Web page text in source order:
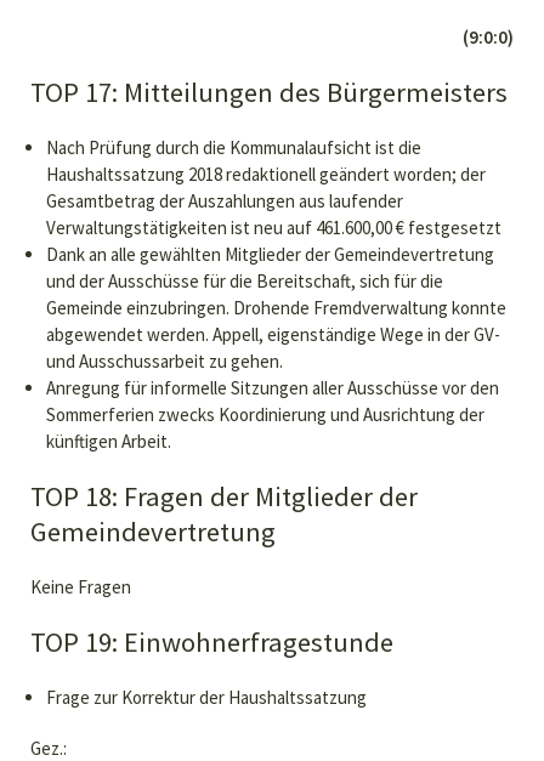
(9:0:0)
TOP 17: Mitteilungen des Bürgermeisters
Nach Prüfung durch die Kommunalaufsicht ist die
Haushaltssatzung 2018 redaktionell geändert worden; der
Gesamtbetrag der Auszahlungen aus laufender
Verwaltungstätigkeiten ist neu auf 461.600,00 € festgesetzt
Dank an alle gewählten Mitglieder der Gemeindevertretung
und der Ausschüsse für die Bereitschaft, sich für die
Gemeinde einzubringen. Drohende Fremdverwaltung konnte
abgewendet werden. Appell, eigenständige Wege in der GV-
und Ausschussarbeit zu gehen.
Anregung für informelle Sitzungen aller Ausschüsse vor den
Sommerferien zwecks Koordinierung und Ausrichtung der
künftigen Arbeit.
TOP 18: Fragen der Mitglieder der
Gemeindevertretung
Keine Fragen
TOP 19: Einwohnerfragestunde
Frage zur Korrektur der Haushaltssatzung
Gez.: